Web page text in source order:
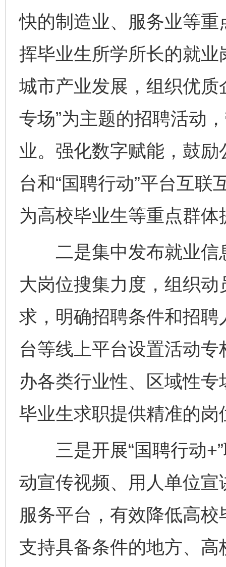
快的制造业、服务业等
挥毕业生所学所长的就业
城市产业发展，组织优质
专场”为主题的招聘活动
业。强化数字赋能，鼓
台和“国聘行动”平台互
为高校毕业生等重点群
二是集中发布就业信
大岗位搜集力度，组织
求，明确招聘条件和招
台等线上平台设置活动
办各类行业性、区域性
毕业生求职提供精准的
三是开展“国聘行动+”
动宣传视频、用人单位宣
服务平台，有效降低高
支持具备条件的地方、